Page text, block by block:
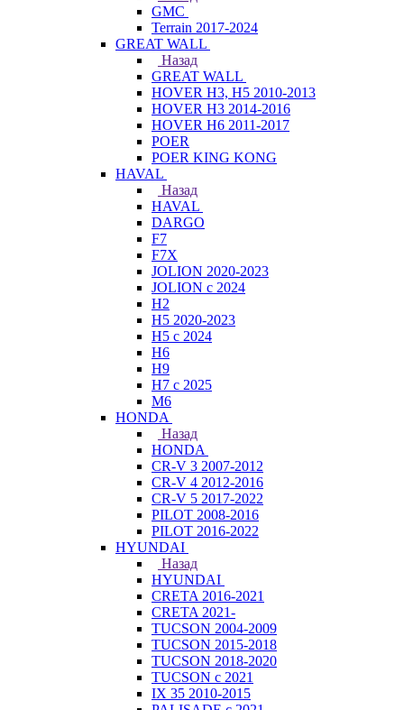
GMC
Terrain 2017-2024
GREAT WALL
Назад
GREAT WALL
HOVER H3, H5 2010-2013
HOVER H3 2014-2016
HOVER H6 2011-2017
POER
POER KING KONG
HAVAL
Назад
HAVAL
DARGO
F7
F7X
JOLION 2020-2023
JOLION с 2024
H2
H5 2020-2023
H5 с 2024
H6
H9
H7 с 2025
M6
HONDA
Назад
HONDA
CR-V 3 2007-2012
CR-V 4 2012-2016
CR-V 5 2017-2022
PILOT 2008-2016
PILOT 2016-2022
HYUNDAI
Назад
HYUNDAI
CRETA 2016-2021
CRETA 2021-
TUCSON 2004-2009
TUCSON 2015-2018
TUCSON 2018-2020
TUCSON с 2021
IX 35 2010-2015